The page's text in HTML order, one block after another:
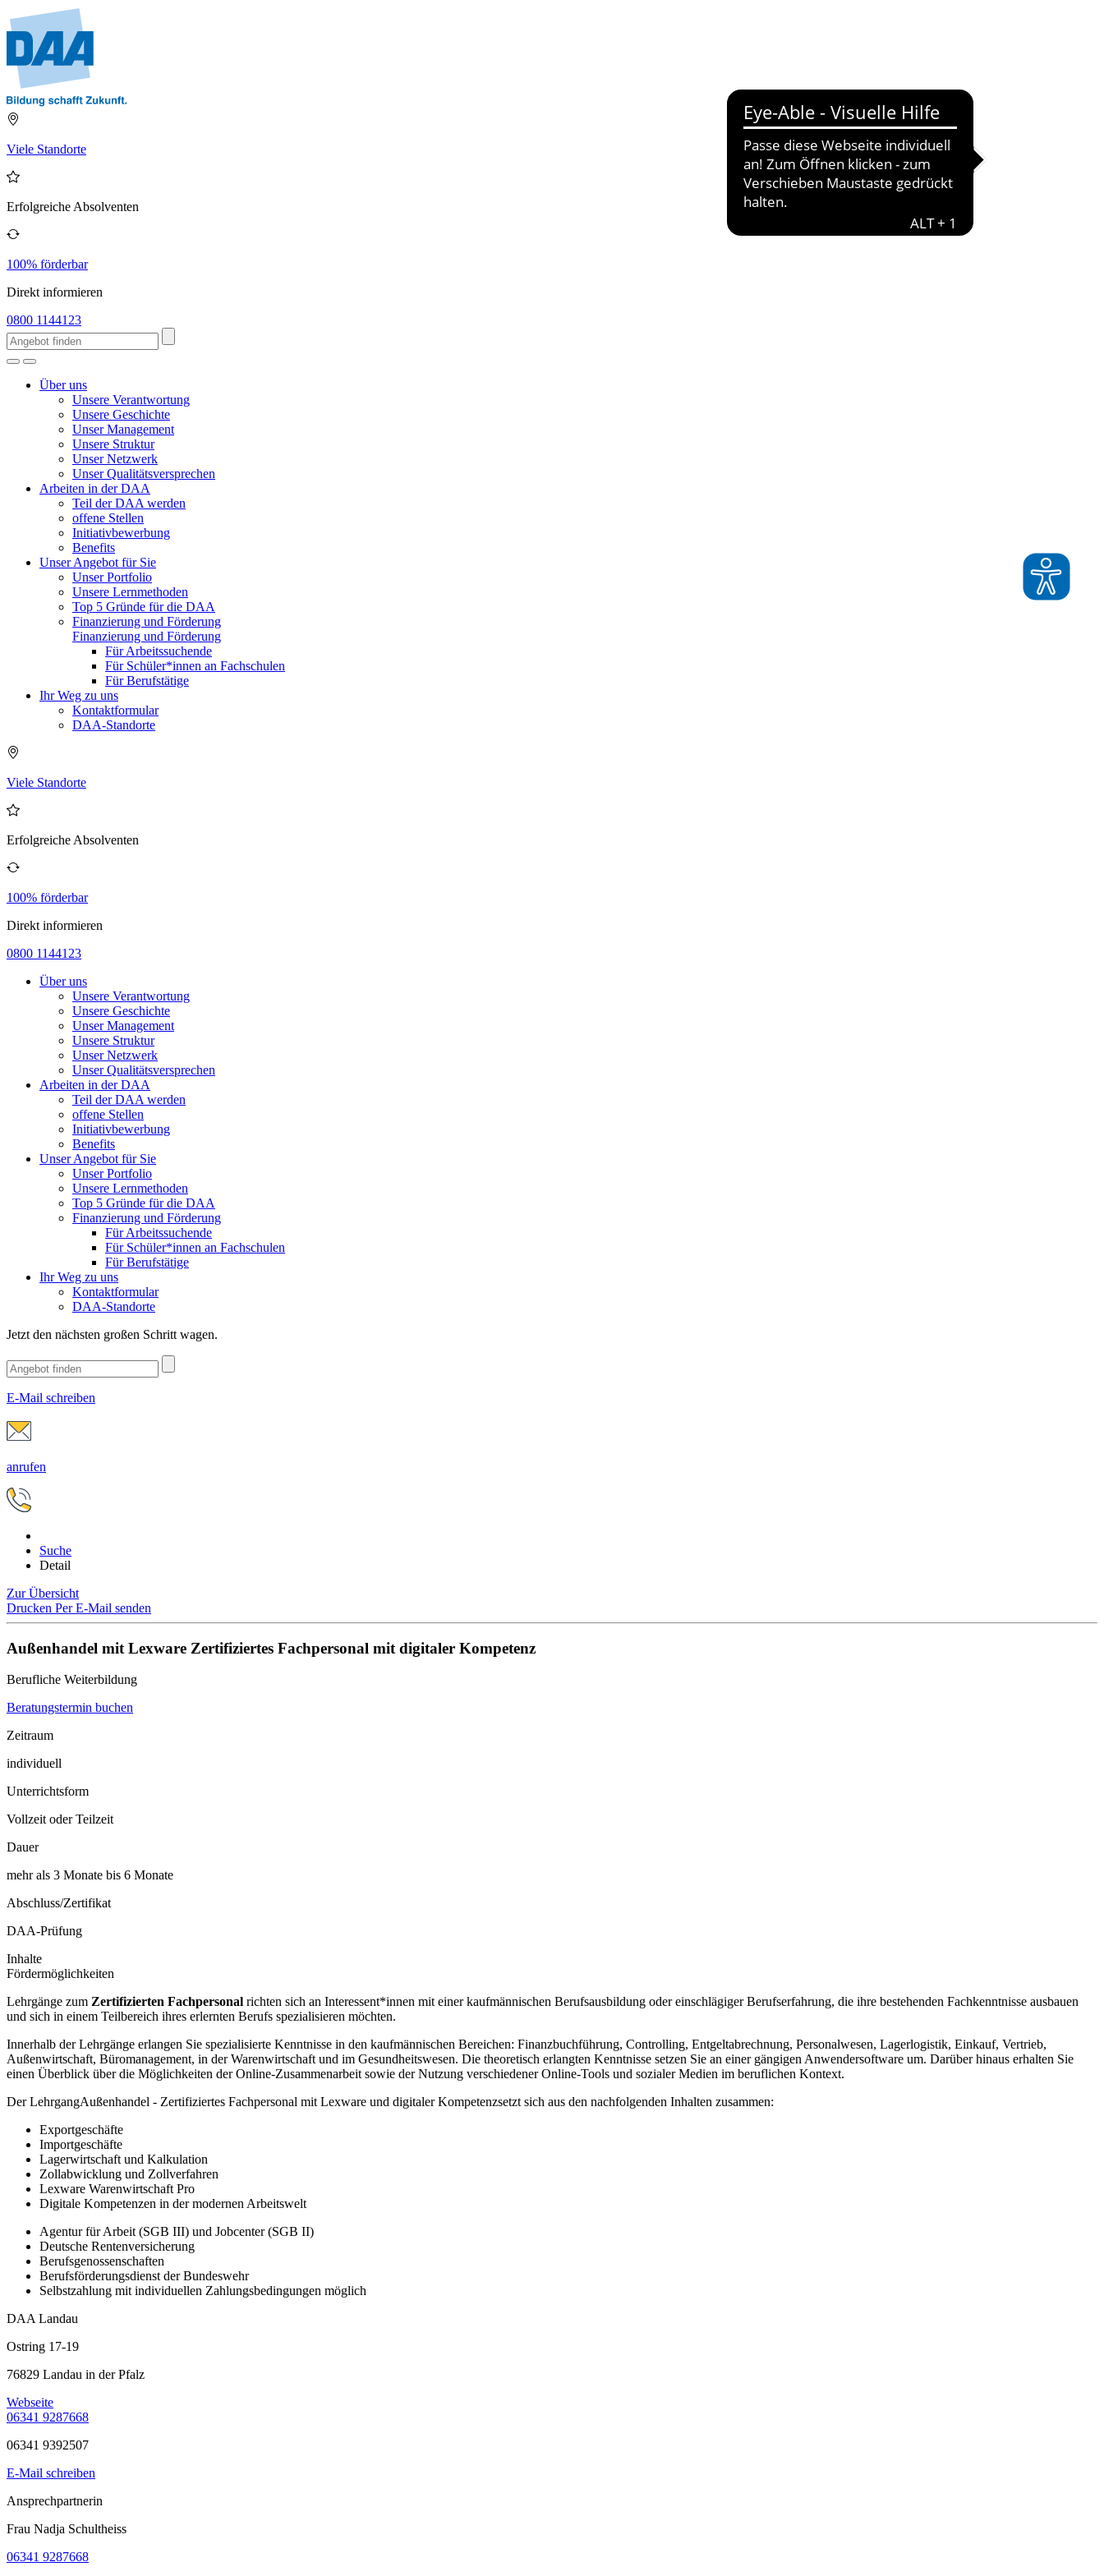
Viele Standorte
Erfolgreiche Absolventen
100% förderbar
Direkt informieren
0800 1144123
Über uns
Unsere Verantwortung
Unsere Geschichte
Unser Management
Unsere Struktur
Unser Netzwerk
Unser Qualitätsversprechen
Arbeiten in der DAA
Teil der DAA werden
offene Stellen
Initiativbewerbung
Benefits
Unser Angebot für Sie
Unser Portfolio
Unsere Lernmethoden
Top 5 Gründe für die DAA
Finanzierung und Förderung
Finanzierung und Förderung
Für Arbeitssuchende
Für Schüler*innen an Fachschulen
Für Berufstätige
Ihr Weg zu uns
Kontaktformular
DAA-Standorte
Viele Standorte
Erfolgreiche Absolventen
100% förderbar
Direkt informieren
0800 1144123
Über uns
Unsere Verantwortung
Unsere Geschichte
Unser Management
Unsere Struktur
Unser Netzwerk
Unser Qualitätsversprechen
Arbeiten in der DAA
Teil der DAA werden
offene Stellen
Initiativbewerbung
Benefits
Unser Angebot für Sie
Unser Portfolio
Unsere Lernmethoden
Top 5 Gründe für die DAA
Finanzierung und Förderung
Für Arbeitssuchende
Für Schüler*innen an Fachschulen
Für Berufstätige
Ihr Weg zu uns
Kontaktformular
DAA-Standorte
Jetzt den nächsten großen Schritt wagen.
E-Mail schreiben
anrufen
Suche
Detail
Zur Übersicht
Drucken Per E-Mail senden
Außenhandel mit Lexware Zertifiziertes Fachpersonal mit digitaler Kompetenz
Berufliche Weiterbildung
Beratungstermin buchen
Zeitraum
individuell
Unterrichtsform
Vollzeit oder Teilzeit
Dauer
mehr als 3 Monate bis 6 Monate
Abschluss/Zertifikat
DAA-Prüfung
Inhalte
Fördermöglichkeiten
Lehrgänge zum Zertifizierten Fachpersonal richten sich an Interessent*innen mit einer kaufmännischen Berufsausbildung oder einschlägiger Berufserfahrung, die ihre bestehenden Fachkenntnisse ausbauen
und sich in einem Teilbereich ihres erlernten Berufs spezialisieren möchten.
Innerhalb der Lehrgänge erlangen Sie spezialisierte Kenntnisse in den kaufmännischen Bereichen: Finanzbuchführung, Controlling, Entgeltabrechnung, Personalwesen, Lagerlogistik, Einkauf, Vertrieb,
Außenwirtschaft, Büromanagement, in der Warenwirtschaft und im Gesundheitswesen. Die theoretisch erlangten Kenntnisse setzen Sie an einer gängigen Anwendersoftware um. Darüber hinaus erhalten Sie
einen Überblick über die Möglichkeiten der Online-Zusammenarbeit sowie der Nutzung verschiedener Online-Tools und sozialer Medien im beruflichen Kontext.
Der LehrgangAußenhandel - Zertifiziertes Fachpersonal mit Lexware und digitaler Kompetenzsetzt sich aus den nachfolgenden Inhalten zusammen:
Exportgeschäfte
Importgeschäfte
Lagerwirtschaft und Kalkulation
Zollabwicklung und Zollverfahren
Lexware Warenwirtschaft Pro
Digitale Kompetenzen in der modernen Arbeitswelt
Agentur für Arbeit (SGB III) und Jobcenter (SGB II)
Deutsche Rentenversicherung
Berufsgenossenschaften
Berufsförderungsdienst der Bundeswehr
Selbstzahlung mit individuellen Zahlungsbedingungen möglich
DAA Landau
Ostring 17-19
76829 Landau in der Pfalz
Webseite
06341 9287668
06341 9392507
E-Mail schreiben
Ansprechpartnerin
Frau Nadja Schultheiss
06341 9287668